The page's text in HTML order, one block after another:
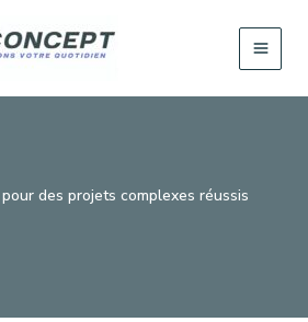
des projets complexes réussis